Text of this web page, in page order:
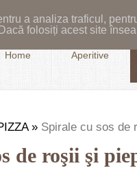
a analiza traficul,
folosiți acest site
Home Aperitive
» Spirale cu sos de
de roşii şi